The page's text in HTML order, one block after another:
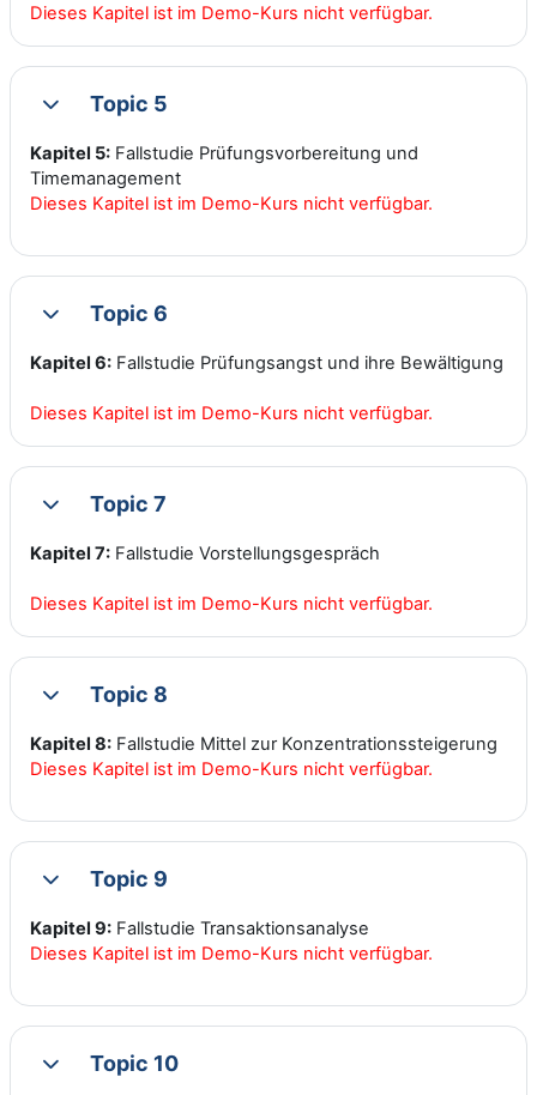
Dieses Kapitel ist im Demo-Kurs nicht verfügbar.
CollapseTopic 5
Kapitel 5: Fallstudie Prüfungsvorbereitung und
Timemanagement
Dieses Kapitel ist im Demo-Kurs nicht verfügbar.
CollapseTopic 6
Kapitel 6: Fallstudie Prüfungsangst und ihre Bewältigung
Dieses Kapitel ist im Demo-Kurs nicht verfügbar.
CollapseTopic 7
Kapitel 7: Fallstudie Vorstellungsgespräch
Dieses Kapitel ist im Demo-Kurs nicht verfügbar.
CollapseTopic 8
Kapitel 8: Fallstudie Mittel zur Konzentrationssteigerung
Dieses Kapitel ist im Demo-Kurs nicht verfügbar.
CollapseTopic 9
Kapitel 9: Fallstudie Transaktionsanalyse
Dieses Kapitel ist im Demo-Kurs nicht verfügbar.
CollapseTopic 10